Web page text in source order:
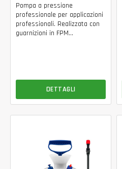
Pompa a pressione
professionale per applicazioni
professionali. Realizzata con
guarnizioni in FPM...
DETTAGLI